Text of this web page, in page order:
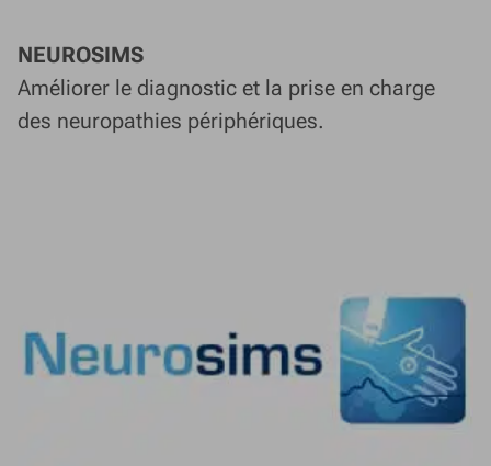
NEUROSIMS
Améliorer le diagnostic et la prise en charge
des neuropathies périphériques.